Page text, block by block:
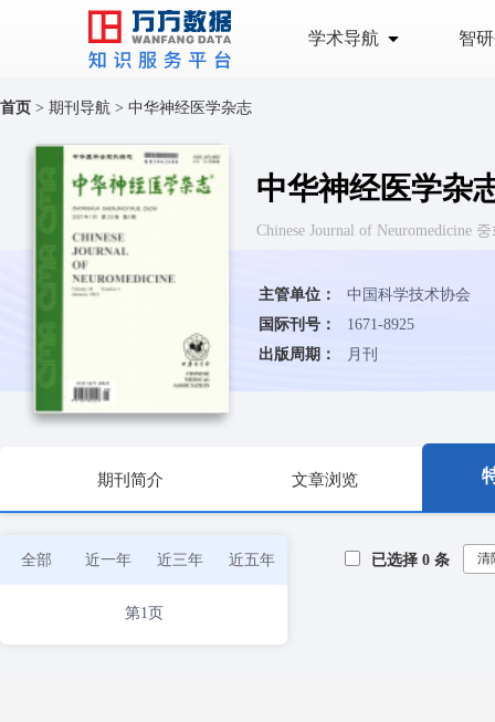
学术导航 智
首页 > 期刊导航 > 中华神经医学杂志
中华神经医学杂
Chinese Journal of Neuromedicine
主管单位：
中国科学技术协会
国际刊号：
1671-8925
出版周期：
月刊
期刊简介 文章浏览
全部 近一年 近三年 近五年
第1页
已选择 0 条 清